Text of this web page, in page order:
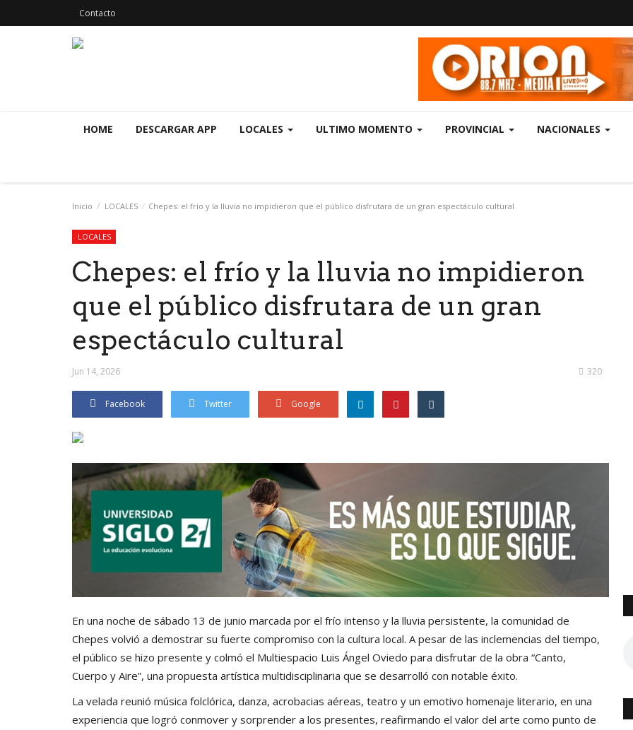
Contacto
HOME DESCARGAR APP LOCALES ULTIMO MOMENTO PROVINCIAL NACIONALES
Inicio LOCALES Chepes: el frío y la lluvia no impidieron que el público disfrutara de un gran espectáculo cultural
LOCALES
Chepes: el frío y la lluvia no impidieron
que el público disfrutara de un gran
espectáculo cultural
Jun 14, 2026 320
Facebook Twitter Google
En una noche de sábado 13 de junio marcada por el frío intenso y la lluvia persistente, la comunidad de
Chepes volvió a demostrar su fuerte compromiso con la cultura local. A pesar de las inclemencias del tiempo,
el público se hizo presente y colmó el Multiespacio Luis Ángel Oviedo para disfrutar de la obra “Canto,
Cuerpo y Aire”, una propuesta artística multidisciplinaria que se desarrolló con notable éxito.
La velada reunió música folclórica, danza, acrobacias aéreas, teatro y un emotivo homenaje literario, en una
experiencia que logró conmover y sorprender a los presentes, reafirmando el valor del arte como punto de